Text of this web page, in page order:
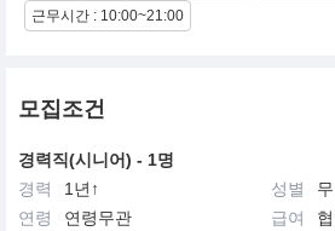
근무시간 : 10:00~21:00
모집조건
경력직(시니어) - 1명
경력
1년↑ 성별
연령
연령무관 급여